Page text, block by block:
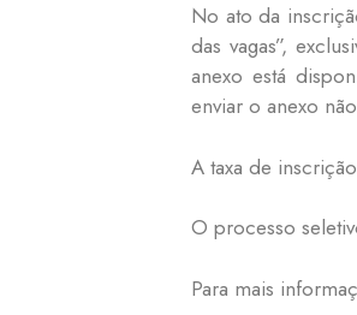
No ato da
das vagas”,
anexo está
enviar o anexo
A taxa de
O processo
Para mais